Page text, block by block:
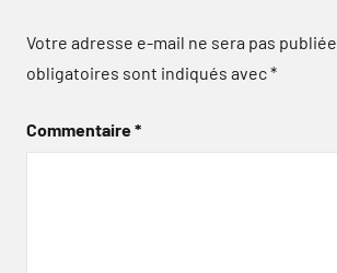
Votre adresse e-mail ne sera pas publiée.
obligatoires sont indiqués avec*
Commentaire*